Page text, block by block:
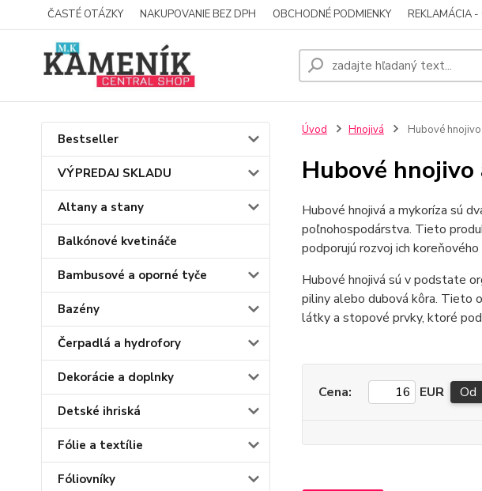
ČASTÉ OTÁZKY NAKUPOVANIE BEZ DPH OBCHODNÉ PODMIENKY REKLAMÁCIA -
Bestseller
VÝPREDAJ SKLADU
Altany a stany
Balkónové kvetináče
Bambusové a oporné tyče
Bazény
Čerpadlá a hydrofory
Dekorácie a doplnky
Detské ihriská
Fólie a textílie
Fóliovníky
Úvod Hnojivá Hubové
Hubové
Hubové hnojivá a mykoríza sú
poľnohospodárstva. Tieto
podporujú rozvoj ich
Hubové hnojivá sú v podstate
piliny alebo dubová kôra. Tieto
látky a stopové prvky, ktoré
Cena: EUR Od